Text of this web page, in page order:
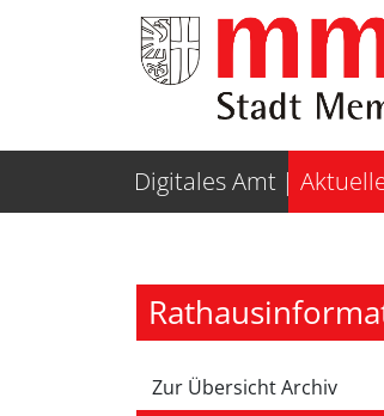
Weiter zur Navigation Weiter zum
Digitales Amt
Zur Übersicht Archiv